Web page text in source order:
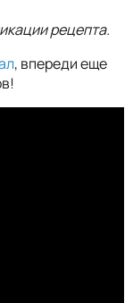
рецепта.
, впереди еще